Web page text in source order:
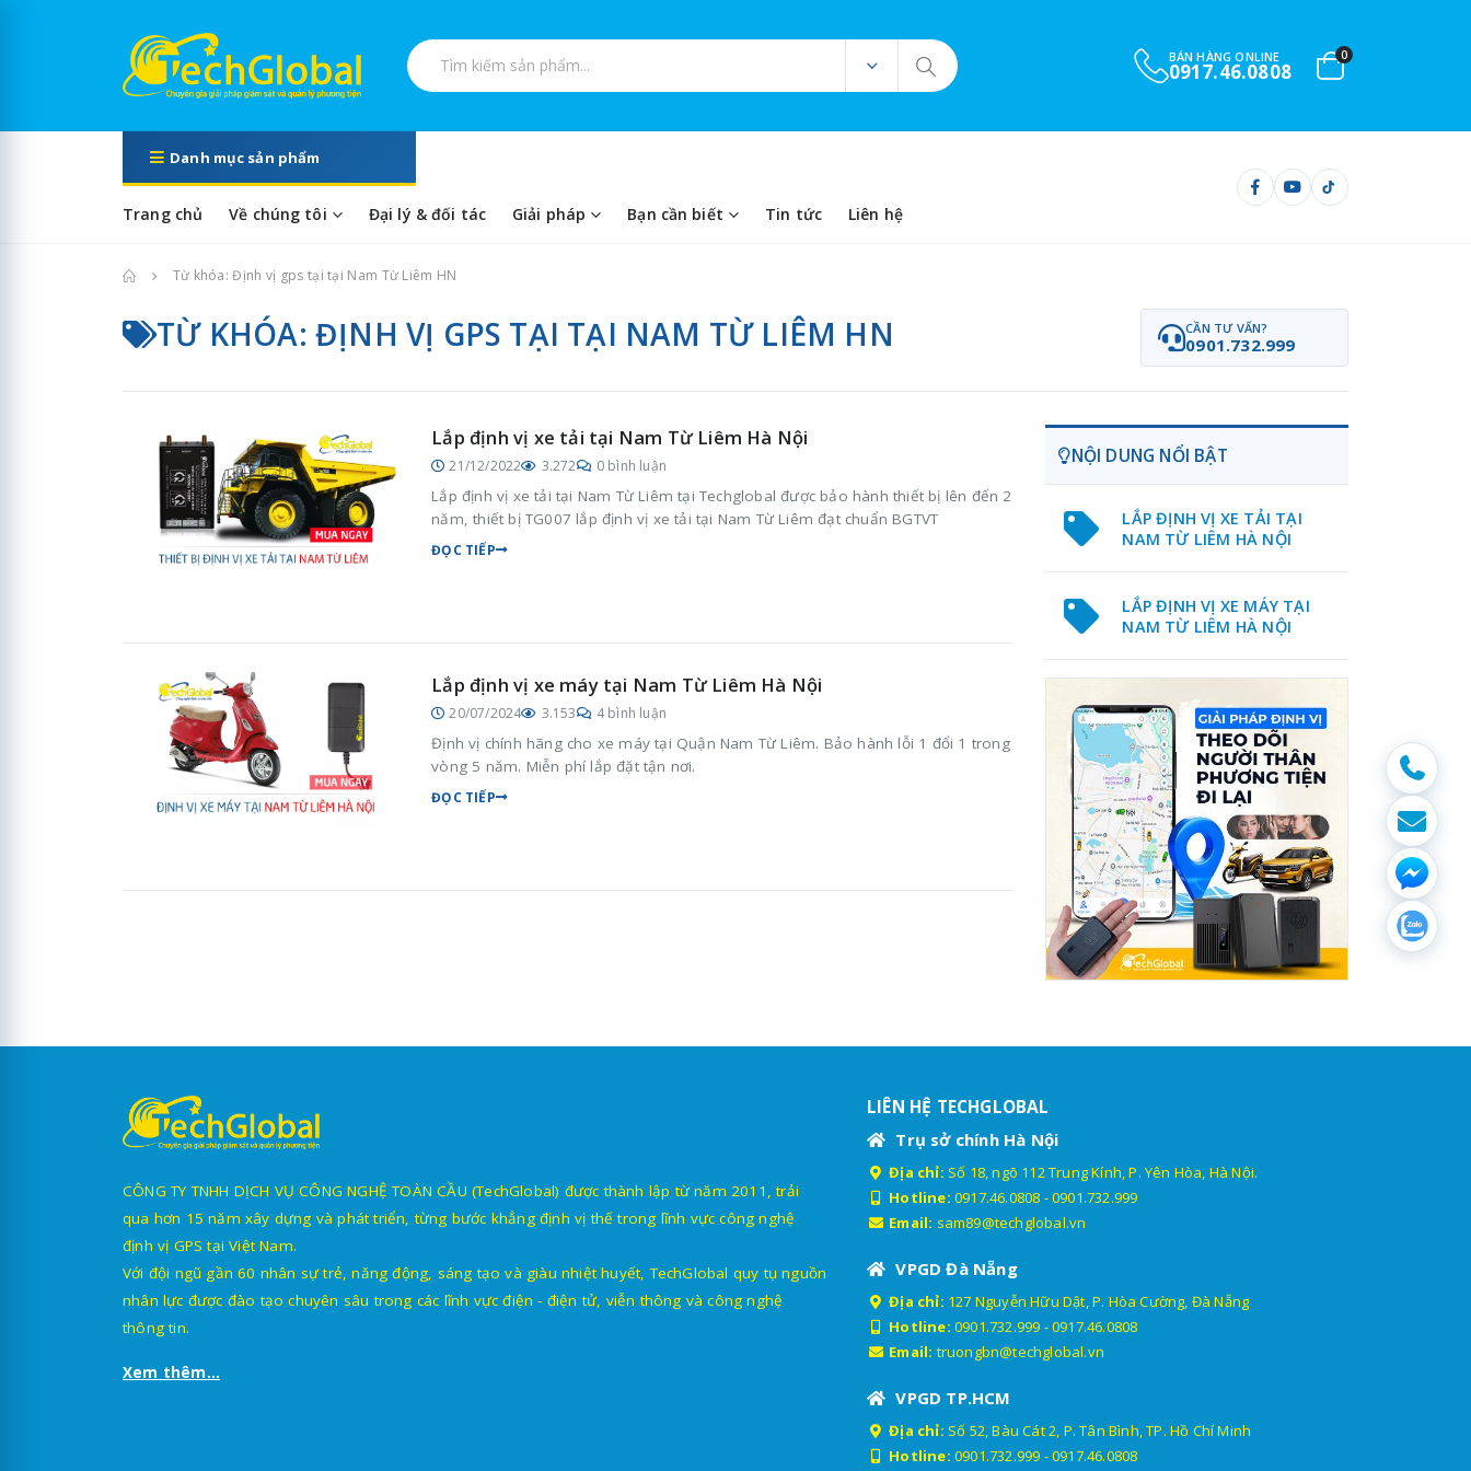
Tìm kiếm sản phẩm
BÁN HÀNG ONLINE
0917.46.0808
0
Danh mục sản phẩm
Trang chủ Về chúng tôi Đại lý & đối tác Giải pháp Bạn cần biết Tin tức Liên hệ
Trang chủTừ khóa: Định vị gps tại tại Nam Từ Liêm HN
TỪ KHÓA: ĐỊNH VỊ GPS TẠI TẠI NAM TỪ LIÊM HN CẦN TƯ VẤN?
0901.732.999
Lắp định vị xe tải tại Nam Từ Liêm Hà Nội
21/12/2022 3.272 0 bình luận
Lắp định vị xe tải tại Nam Từ Liêm tại Techglobal được bảo hành thiết bị lên đến 2
năm, thiết bị TG007 lắp định vị xe tải tại Nam Từ Liêm đạt chuẩn BGTVT
ĐỌC TIẾP
Lắp định vị xe máy tại Nam Từ Liêm Hà Nội
20/07/2024 3.153 4 bình luận
Định vị chính hãng cho xe máy tại Quận Nam Từ Liêm. Bảo hành lỗi 1 đổi 1 trong
vòng 5 năm. Miễn phí lắp đặt tận nơi.
ĐỌC TIẾP
NỘI DUNG NỔI BẬT
LẮP ĐỊNH VỊ XE TẢI TẠI
NAM TỪ LIÊM HÀ NỘI
LẮP ĐỊNH VỊ XE MÁY TẠI
NAM TỪ LIÊM HÀ NỘI
CÔNG TY TNHH DỊCH VỤ CÔNG NGHỆ TOÀN CẦU (TechGlobal) được thành lập từ năm 2011, trải
qua hơn 15 năm xây dựng và phát triển, từng bước khẳng định vị thế trong lĩnh vực công nghệ
định vị GPS tại Việt Nam.
Với đội ngũ gần 60 nhân sự trẻ, năng động, sáng tạo và giàu nhiệt huyết, TechGlobal quy tụ nguồn
nhân lực được đào tạo chuyên sâu trong các lĩnh vực điện - điện tử, viễn thông và công nghệ
thông tin.
Xem thêm...
LIÊN HỆ TECHGLOBAL
Trụ sở chính Hà Nội
Địa chỉ: Số 18, ngõ 112 Trung Kính, P. Yên Hòa, Hà Nội.
Hotline: 0917.46.0808 -0901.732.999
Email: sam89@techglobal.vn
VPGD Đà Nẵng
Địa chỉ: 127 Nguyễn Hữu Dật, P. Hòa Cường, Đà Nẵng
Hotline: 0901.732.999 -0917.46.0808
Email: truongbn@techglobal.vn
VPGD TP.HCM
Địa chỉ: Số 52, Bàu Cát 2, P. Tân Bình, TP. Hồ Chí Minh
Hotline: 0901.732.999 -0917.46.0808